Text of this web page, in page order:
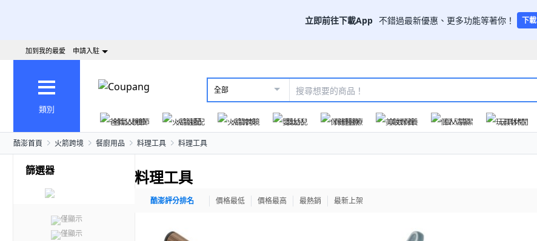
立即前往下載App 不錯過最新優惠、更多功能等著你！ 下載
加到我的最愛 申請入駐
類別
全部
爸氣父親節
火箭速配 火箭跨境 嬰幼兒 保健醫療 美妝保養 個人清潔 玩具休閒
酷澎首頁 火箭跨境 餐廚用品 料理工具 料理工具
篩選器
僅顯示
僅顯示
料理工具
酷澎評分排名 價格最低 價格最高 最熱銷 最新上架